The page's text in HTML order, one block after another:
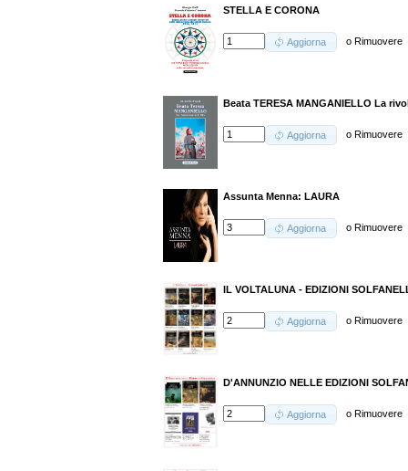
STELLA E CORONA
Aggiorna oRimuovere
Beata TERESA MANGANIELLO La
Aggiorna oRimuovere
Assunta Menna: LAURA
Aggiorna oRimuovere
IL VOLTALUNA - EDIZIONI
Aggiorna oRimuovere
D'ANNUNZIO NELLE EDIZIONI
Aggiorna oRimuovere